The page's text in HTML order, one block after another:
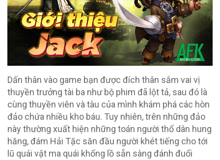
Dấn thân vào game bạn được đích thân sắm vai vị
thuyền trưởng tài ba như bộ phim đã lột tả, sau đó là
cùng thuyền viên và tàu của mình khám phá các hòn
đảo chứa nhiều kho báu. Tuy nhiên, trên những đảo
này thường xuất hiện những toán người thổ dân hung
hăng, đám Hải Tặc săn đầu người khét tiếng cho tới
lũ quái vật ma quái khổng lồ sẵn sàng đánh đuổi